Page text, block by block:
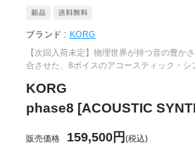
ブランド : KORG
【次回入荷未定】物理世界が持つ音の豊か
合させた、8ボイスのアコースティック・シ
KORG
phase8 [ACOUSTIC
販売価格 159,500円(税込)